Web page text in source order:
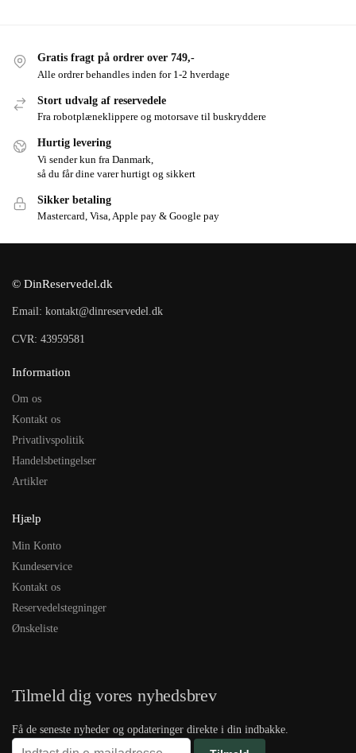
Gratis fragt på ordrer over 749,-
Alle ordrer behandles inden for 1-2 hverdage
Stort udvalg af reservedele
Fra robotplæneklippere og motorsave til buskryddere
Hurtig levering
Vi sender kun fra Danmark,
så du får dine varer hurtigt og sikkert
Sikker betaling
Mastercard, Visa, Apple pay & Google pay
© DinReservedel.dk
Email: kontakt@dinreservedel.dk
CVR: 43959581
Information
Om os
Kontakt os
Privatlivspolitik
Handelsbetingelser
Artikler
Hjælp
Min Konto
Kundeservice
Kontakt os
Reservedelstegninger
Ønskeliste
Tilmeld dig vores nyhedsbrev
Få de seneste nyheder og opdateringer direkte i din indbakke.